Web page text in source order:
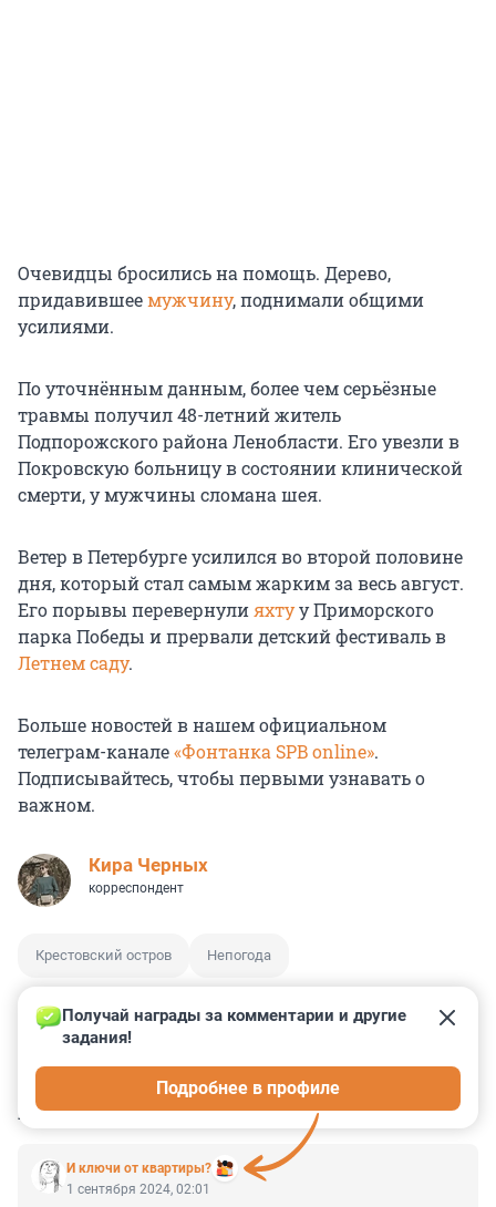
Очевидцы бросились на помощь. Дерево,
придавившеемужчину, поднимали общими
усилиями.
По уточнённым данным, более чем серьёзные
травмы получил 48-летний житель
Подпорожского района Ленобласти. Его увезли в
Покровскую больницу в состоянии клинической
смерти, у мужчины сломана шея.
Ветер в Петербурге усилился во второй половине
дня, который стал самым жарким за весь август.
Его порывы перевернули яхтуу Приморского
парка Победы и прервали детский фестиваль в
Летнем саду.
Больше новостей в нашем официальном
телеграм-канале«Фонтанка SPB online».
Подписывайтесь, чтобы первыми узнавать о
важном.
Кира Черных
корреспондент
Крестовский остров Непогода
КОММЕНТАРИИ 35
И ключи от квартиры?
Получай награды за комментарии и другие
задания!
Подробнее в профиле
1 сентября 2024, 02:01